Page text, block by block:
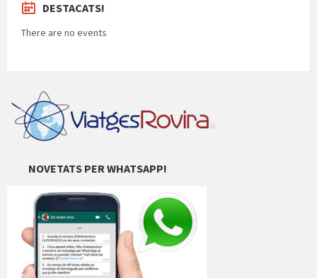
DESTACATS!
There are no events
NOVETATS PER WHATSAPP!